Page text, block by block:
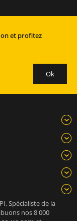
et profitez
Spécialiste de la
nos 8 000